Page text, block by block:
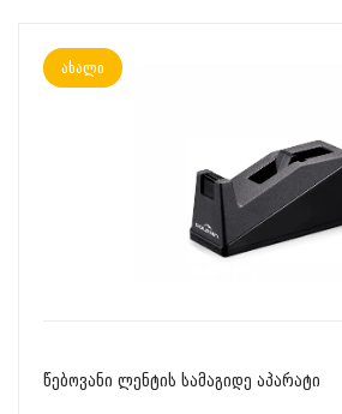
ახალი
წებოვანი ლენტის სამაგიდე აპარატი